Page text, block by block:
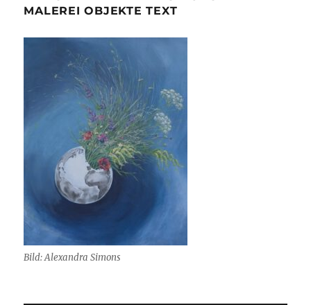
MALEREI OBJEKTE TEXT
Bild: Alexandra Simons